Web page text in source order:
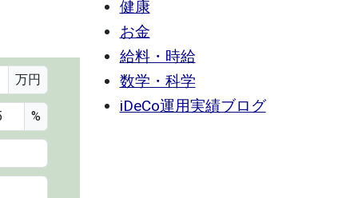
万円
%
健康
お金
給料・時給
数学・科学
iDeCo運用実績ブログ